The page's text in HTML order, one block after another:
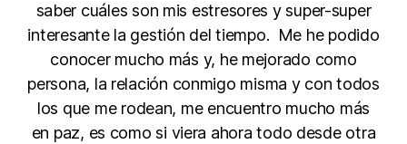
saber cuáles son mis estresores y super-super
interesante la gestión del tiempo. Me he podido
conocer mucho más y, he mejorado como
persona, la relación conmigo misma y con todos
los que me rodean, me encuentro mucho más
en paz, es como si viera ahora todo desde otra